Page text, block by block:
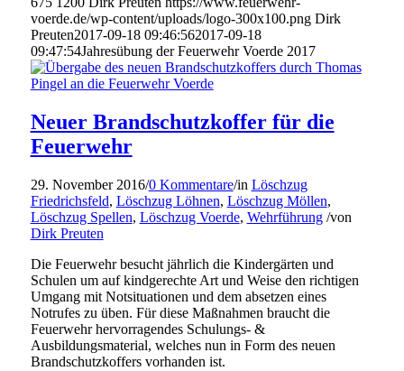
voerde.de/wp-content/uploads/logo-300x100.png Dirk
Preuten2017-09-18 09:46:562017-09-18
09:47:54Jahresübung der Feuerwehr Voerde 2017
Neuer Brandschutzkoffer für die
Feuerwehr
29. November 2016/0 Kommentare/in Löschzug
Friedrichsfeld, Löschzug Löhnen, Löschzug Möllen,
Löschzug Spellen, Löschzug Voerde, Wehrführung /von
Dirk Preuten
Die Feuerwehr besucht jährlich die Kindergärten und
Schulen um auf kindgerechte Art und Weise den richtigen
Umgang mit Notsituationen und dem absetzen eines
Notrufes zu üben. Für diese Maßnahmen braucht die
Feuerwehr hervorragendes Schulungs- &
Ausbildungsmaterial, welches nun in Form des neuen
Brandschutzkoffers vorhanden ist.